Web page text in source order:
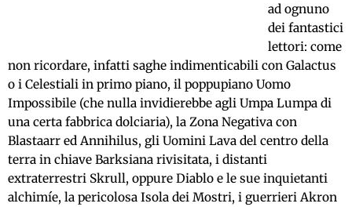
ad ognuno
dei fantastici
lettori: come
non ricordare, infatti saghe indimenticabili con Galactus
o i Celestiali in primo piano, il poppupiano Uomo
Impossibile (che nulla invidierebbe agli Umpa Lumpa di
una certa fabbrica dolciaria), la Zona Negativa con
Blastaarr ed Annihilus, gli Uomini Lava del centro della
terra in chiave Barksiana rivisitata, i distanti
extraterrestri Skrull, oppure Diablo e le sue inquietanti
alchimíe, la pericolosa Isola dei Mostri, i guerrieri Akron